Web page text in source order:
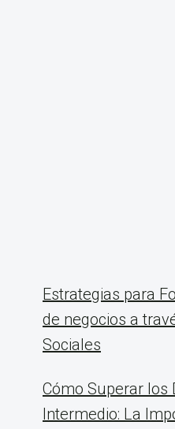
Estrategias para
de negocios a
Sociales
Cómo Superar los
Intermedio: La